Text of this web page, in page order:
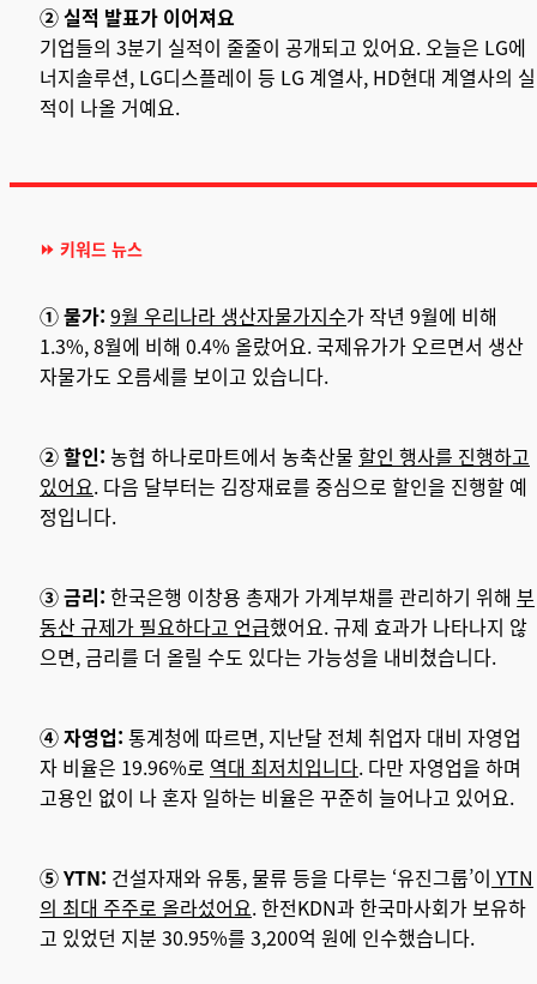
② 실적 발표가 이어져요
기업들의 3분기 실적이 줄줄이 공개되고 있어요. 오늘은 LG에
너지솔루션, LG디스플레이 등 LG 계열사, HD현대 계열사의 실
적이 나올 거예요.
⏩ 키워드 뉴스
① 물가: 9월 우리나라 생산자물가지수가 작년 9월에 비해
1.3%, 8월에 비해 0.4% 올랐어요. 국제유가가 오르면서 생산
자물가도 오름세를 보이고 있습니다.
② 할인: 농협 하나로마트에서 농축산물 할인 행사를 진행하고
있어요. 다음 달부터는 김장재료를 중심으로 할인을 진행할 예
정입니다.
③ 금리: 한국은행 이창용 총재가 가계부채를 관리하기 위해 부
동산 규제가 필요하다고 언급했어요. 규제 효과가 나타나지 않
으면, 금리를 더 올릴 수도 있다는 가능성을 내비쳤습니다.
④ 자영업: 통계청에 따르면, 지난달 전체 취업자 대비 자영업
자 비율은 19.96%로 역대 최저치입니다. 다만 자영업을 하며
고용인 없이 나 혼자 일하는 비율은 꾸준히 늘어나고 있어요.
⑤ YTN: 건설자재와 유통, 물류 등을 다루는 ‘유진그룹’이 YTN
의 최대 주주로 올라섰어요. 한전KDN과 한국마사회가 보유하
고 있었던 지분 30.95%를 3,200억 원에 인수했습니다.